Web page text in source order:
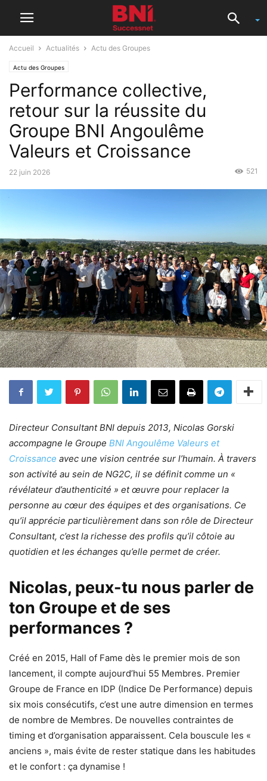
Accueil Actualités Actu des Groupes
Actu des Groupes
Performance collective,
retour sur la réussite du
Groupe BNI Angoulême
Valeurs et Croissance
22 juin 2026 521
Directeur Consultant BNI depuis 2013, Nicolas Gorski
accompagne le Groupe BNI Angoulême Valeurs et
Croissance avec une vision centrée sur l’humain. À travers
son activité au sein de NG2C, il se définit comme un «
révélateur d’authenticité » et œuvre pour replacer la
personne au cœur des équipes et des organisations. Ce
qu’il apprécie particulièrement dans son rôle de Directeur
Consultant, c’est la richesse des profils qu’il côtoie au
quotidien et les échanges qu’elle permet de créer.
Nicolas, peux-tu nous parler de
ton Groupe et de ses
performances ?
Créé en 2015, Hall of Fame dès le premier mois de son
lancement, il compte aujourd’hui 55 Membres. Premier
Groupe de France en IDP (Indice De Performance) depuis
six mois consécutifs, c’est une autre dimension en termes
de nombre de Membres. De nouvelles contraintes de
timing et d’organisation apparaissent. Cela bouscule les «
anciens », mais évite de rester statique dans les habitudes
et le confort : ça dynamise !